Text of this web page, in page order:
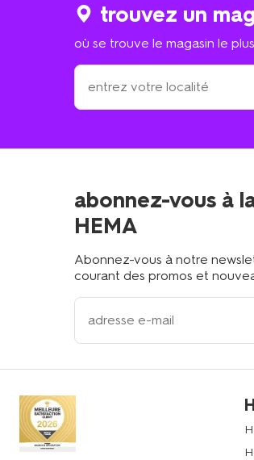
trouvez un
où se trouve le magasin le
où
trouve
le
?
abonnez-vous à
HEMA
Abonnez-vous à notre
courant des promos et
votre
adresse